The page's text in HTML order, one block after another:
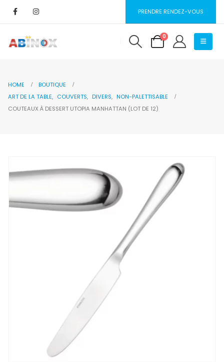
PRENDRE RENDEZ-VOUS
0
HOME
BOUTIQUE
ART DE LA TABLE, COUVERTS, DIVERS, NON-PALETTISABLE
COUTEAUX À DESSERT UTOPIA MANHATTAN (LOT DE 12)